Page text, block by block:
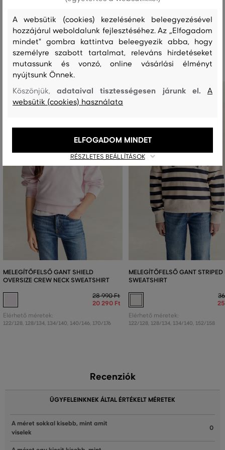
Ajánlott termékek
MELEGÍTŐFELSŐ GANT SHIELD
OVERSIZE CREW NECK SWEATSHIRT
28 990 Ft
20 290 Ft
Elérhető méretek:
122/128, 128/134, 134/140, 140/146, 170/176
MELEGÍTŐFELSŐ GANT STRIPED
SWEATSHIRT
Elérhető méretek:
122/128, 128/134, 134/140, 152/158
Recenziók
ÜGYFELEINKNEK ÁLTAL ÉRTÉKELT MÉRETEK
A méret sokkal kisebb, mint amit
viselek
0
A websütik (cookies) kezelésének beleegyezésével
hozzájárul weboldalunk fejlesztéséhez. Az „Elfogadom
mindet" gombra kattintva beleegyezik abba, hogy
személyre szabott tartalmat, releváns hirdetéseket
mutassunk és vonzó, online vásárlási élményt
nyújtsunk Önnek.
Köszönjük,adataival tisztességesen járunk el.A
websütik (cookies) használata
RÉSZLETES BEÁLLÍTÁSOK
ELFOGADOM MINDET